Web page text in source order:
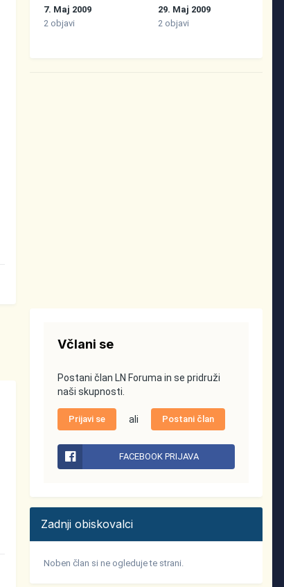
7. Maj 2009
2 objavi
29. Maj 2009
2 objavi
Včlani se
Postani član LN Foruma in se pridruži
naši skupnosti.
Prijavi se ali Postani član
FACEBOOK PRIJAVA
Zadnji obiskovalci
Noben član si ne ogleduje te strani.